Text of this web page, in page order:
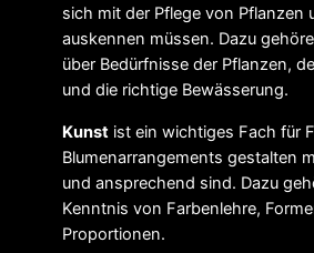
sich mit der Pflege von Pflanzen
auskennen müssen. Dazu
über Bedürfnisse der Pflanzen,
und die richtige Bewässerung.
Kunst ist ein wichtiges Fach für
Blumenarrangements gestalten
und ansprechend sind. Dazu
Kenntnis von Farbenlehre,
Proportionen.